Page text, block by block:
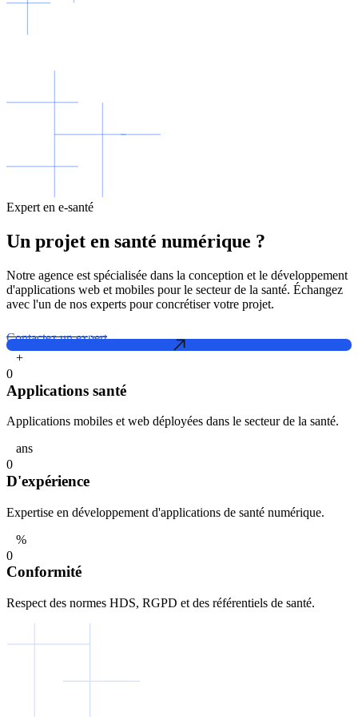
Expert en e-santé
Un projet en santé numérique ?
Notre agence est spécialisée dans la conception et le développement
d'applications web et mobiles pour le secteur de la santé. Échangez
avec l'un de nos experts pour concrétiser votre projet.
Contactez un expert
0
+
Applications santé
Applications mobiles et web déployées dans le secteur de la santé.
0
ans
D'expérience
Expertise en développement d'applications de santé numérique.
0
%
Conformité
Respect des normes HDS, RGPD et des référentiels de santé.